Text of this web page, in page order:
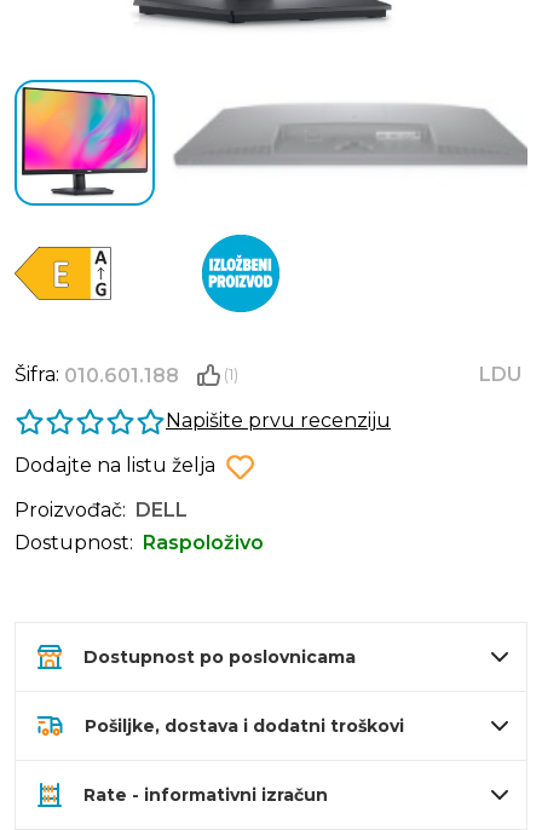
Šifra: 010.601.188 (1)
LDU
Napišite prvu recenziju
Dodajte na listu želja
Proizvođač:
DELL
Dostupnost:
Raspoloživo
Dostupnost po poslovnicama
Pošiljke, dostava i dodatni troškovi
Rate - informativni izračun